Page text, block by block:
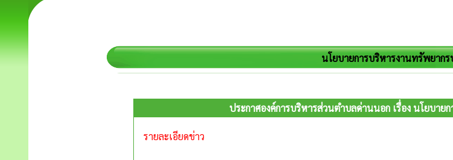
นโยบายการบริหารงานทรัพยากร
ประกาศองค์การบริหารส่วนตำบลด่านนอก เรื่อง นโยบาย
รายละเอียดข่าว